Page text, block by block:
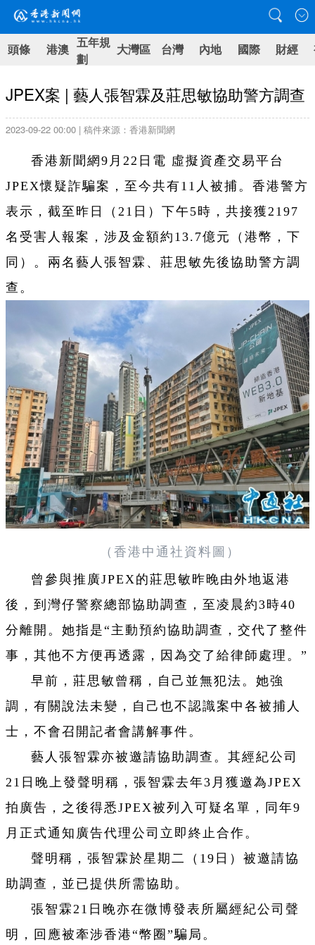
頭條 港澳 五年規
劃
大灣區 台灣 內地 國際 財經
JPEX案 | 藝人張智霖及莊思敏協助警方調查
2023-09-22 00:00 | 稿件來源：香港新聞網
香港新聞網9月22日電 虛擬資產交易平台
JPEX懷疑詐騙案，至今共有11人被捕。香港警方
表示，截至昨日（21日）下午5時，共接獲2197
名受害人報案，涉及金額約13.7億元（港幣，下
同）。兩名藝人張智霖、莊思敏先後協助警方調
查。
（香港中通社資料圖）
曾參與推廣JPEX的莊思敏昨晚由外地返港
後，到灣仔警察總部協助調查，至凌晨約3時40
分離開。她指是“主動預約協助調查，交代了整件
事，其他不方便再透露，因為交了給律師處理。”
早前，莊思敏曾稱，自己並無犯法。她強
調，有關說法未變，自己也不認識案中各被捕人
士，不會召開記者會講解事件。
藝人張智霖亦被邀請協助調查。其經紀公司
21日晚上發聲明稱，張智霖去年3月獲邀為JPEX
拍廣告，之後得悉JPEX被列入可疑名單，同年9
月正式通知廣告代理公司立即終止合作。
聲明稱，張智霖於星期二（19日）被邀請協
助調查，並已提供所需協助。
張智霖21日晚亦在微博發表所屬經紀公司聲
明，回應被牽涉香港“幣圈”騙局。